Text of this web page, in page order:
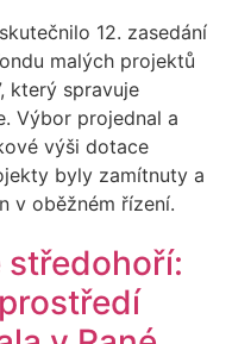
12. zasedání
malých projektů
který spravuje
Výbor projednal a
výši dotace
byly zamítnuty a
v oběžném řízení.
středohoří: